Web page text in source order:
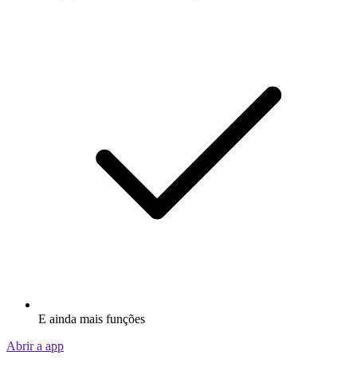
E ainda mais funções
Abrir a app